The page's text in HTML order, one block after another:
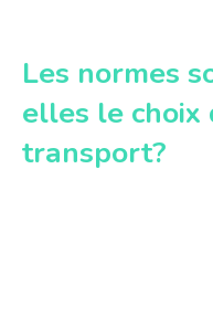
Les normes
elles le choix
transport?